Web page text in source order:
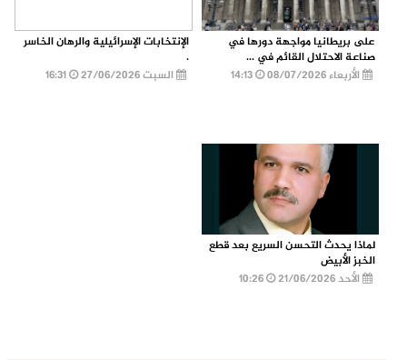
على بريطانيا مواجهة دورها في
صناعة الاحتلال القائم في ...
الأربعاء 08/07/2026
الإنتخابات الإسرائيلية والرهان الخاسر
.
السبت 27/06/2026
16:31
لماذا يحدث التحسن السريع بعد قطع
الخبز الأبيض
الأحد 21/06/2026